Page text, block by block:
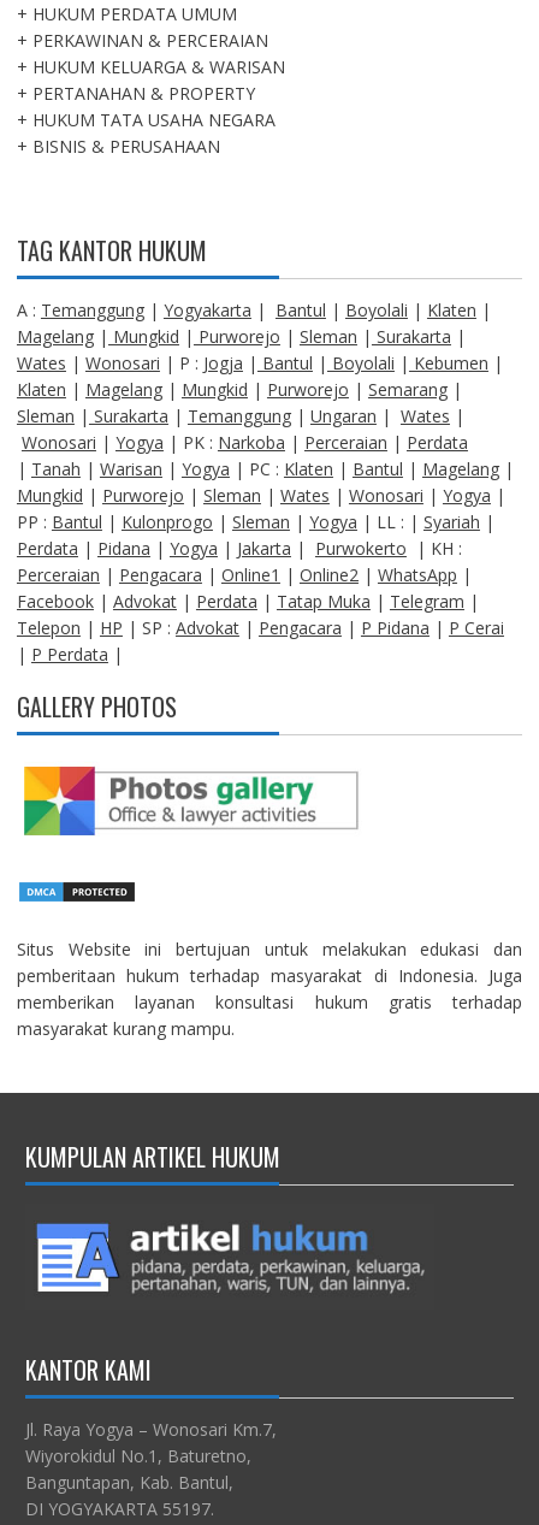
+ HUKUM PERDATA UMUM
+ PERKAWINAN & PERCERAIAN
+ HUKUM KELUARGA & WARISAN
+ PERTANAHAN & PROPERTY
+ HUKUM TATA USAHA NEGARA
+ BISNIS & PERUSAHAAN
TAG KANTOR HUKUM
A : Temanggung| Yogyakarta | Bantul | Boyolali | Klaten |
Magelang| Mungkid | Purworejo | Sleman | Surakarta |
Wates | Wonosari | P : Jogja | Bantul | Boyolali | Kebumen |
Klaten | Magelang| Mungkid | Purworejo | Semarang|
Sleman | Surakarta | Temanggung| Ungaran | Wates |
Wonosari | Yogya | PK : Narkoba | Perceraian | Perdata
| Tanah | Warisan | Yogya | PC : Klaten | Bantul | Magelang|
Mungkid | Purworejo | Sleman | Wates | Wonosari | Yogya |
PP : Bantul | Kulonprogo | Sleman | Yogya | LL : | Syariah |
Perdata | Pidana | Yogya | Jakarta | Purwokerto | KH :
Perceraian | Pengacara | Online1 | Online2| WhatsApp |
Facebook| Advokat| Perdata | Tatap Muka | Telegram |
Telepon | HP | SP : Advokat| Pengacara | P Pidana | P Cerai
| P Perdata |
GALLERY PHOTOS
Situs Website ini bertujuan untuk melakukan edukasi dan
pemberitaan hukum terhadap masyarakat di Indonesia. Juga
memberikan layanan konsultasi hukum gratis terhadap
masyarakat kurang mampu.
KUMPULAN ARTIKEL HUKUM
KANTOR KAMI
Jl. Raya Yogya – Wonosari Km.7,
Wiyorokidul No.1, Baturetno,
Banguntapan, Kab. Bantul,
DI YOGYAKARTA 55197.